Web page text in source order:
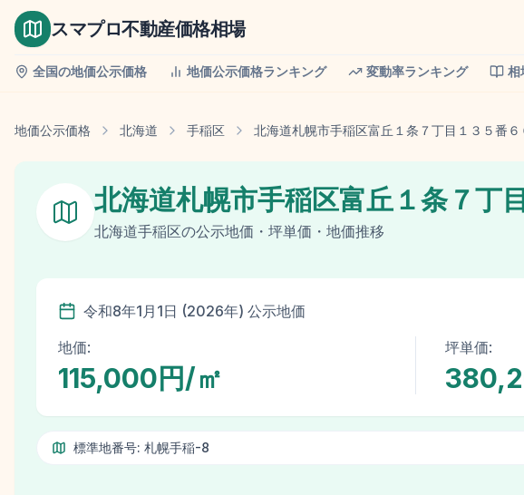
スマプロ不動産価格相場
全国の地価公示価格 地価公示価格ランキング 変動率ランキング 相
地価公示価格 北海道 手稲区 北海道札幌市手稲区富丘１条７丁目１３５番６
北海道札幌市手稲区富丘１条７丁
北海道手稲区の公示地価 ・坪単価・地価推移
令和8年1月1日 (2026年) 公示地価
地価:
115,000円/㎡
坪単価:
標準地番号: 札幌手稲-8